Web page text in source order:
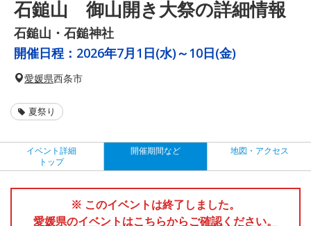
石鎚山 御山開き大祭の詳細情報
石鎚山・石鎚神社
開催日程： 2026年7月1日(水)～10日(金)
愛媛県西条市
夏祭り
イベント詳細
トップ
開催期間など 地図・アクセス
※ このイベントは終了しました。
愛媛県のイベントはこちらからご確認ください。